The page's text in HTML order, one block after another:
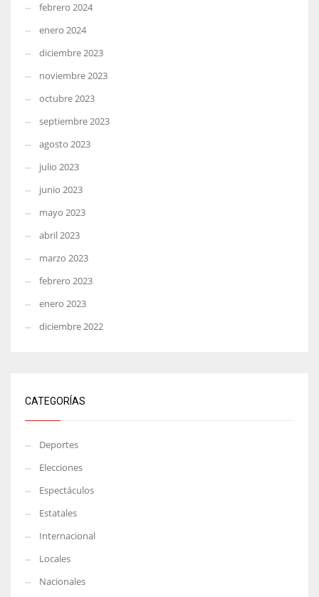
febrero 2024
enero 2024
diciembre 2023
noviembre 2023
octubre 2023
septiembre 2023
agosto 2023
julio 2023
junio 2023
mayo 2023
abril 2023
marzo 2023
febrero 2023
enero 2023
diciembre 2022
CATEGORÍAS
Deportes
Elecciones
Espectáculos
Estatales
Internacional
Locales
Nacionales